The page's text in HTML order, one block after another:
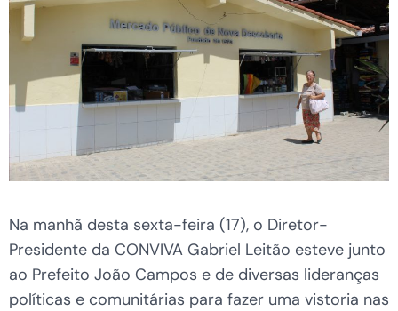
Na manhã desta sexta-feira (17), o Diretor-
Presidente da CONVIVA Gabriel Leitão esteve junto
ao Prefeito João Campos e de diversas lideranças
políticas e comunitárias para fazer uma vistoria nas